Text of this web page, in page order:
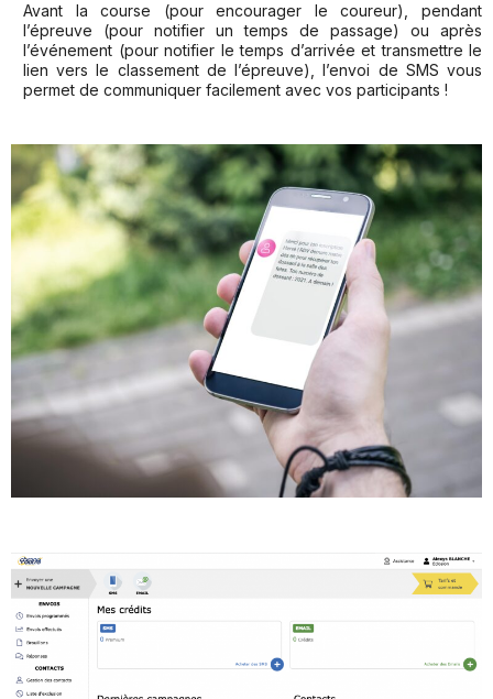
Avant la course (pour encourager le coureur), pendant
l’épreuve (pour notifier un temps de passage) ou après
l’événement (pour notifier le temps d’arrivée et transmettre le
lien vers le classement de l’épreuve), l’envoi de SMS vous
permet de communiquer facilement avec vos participants !